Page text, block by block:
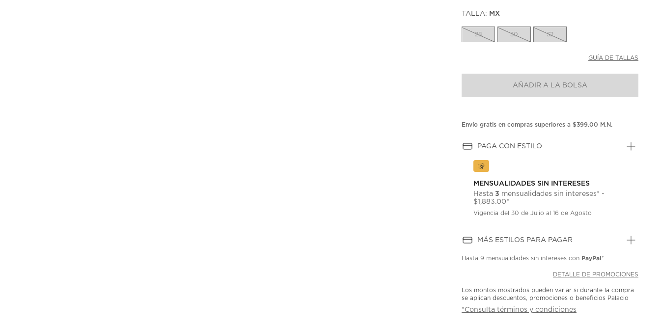
TALLA: MX
28 30 32
GUÍA DE TALLAS
AÑADIR A LA BOLSA
Envío gratis en compras superiores a $399.00 M.N.
PAGA CON ESTILO
MENSUALIDADES SIN INTERESES
Hasta3 mensualidades sin intereses* -
$1,883.00*
Vigencia del 30 de Julio al 16 de Agosto
MÁS ESTILOS PARA PAGAR
Hasta9 mensualidades sin intereses con PayPal*
DETALLE DE PROMOCIONES
Los montos mostrados pueden variar si durante la compra
se aplican descuentos, promociones o beneficios Palacio
*Consulta términos y condiciones